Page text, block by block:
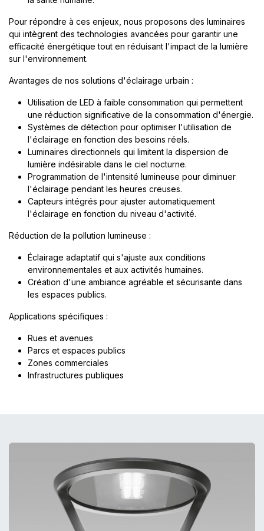
Pour répondre à ces enjeux, nous proposons des luminaires
qui intègrent des technologies avancées pour garantir une
efficacité énergétique tout en réduisant l'impact de la lumière
sur l'environnement.
Avantages de nos solutions d'éclairage urbain :
Utilisation de LED à faible consommation qui permettent
une réduction significative de la consommation d'énergie.
Systèmes de détection pour optimiser l'utilisation de
l'éclairage en fonction des besoins réels.
Luminaires directionnels qui limitent la dispersion de
lumière indésirable dans le ciel nocturne.
Programmation de l'intensité lumineuse pour diminuer
l'éclairage pendant les heures creuses.
Capteurs intégrés pour ajuster automatiquement
l'éclairage en fonction du niveau d'activité.
Réduction de la pollution lumineuse :
Éclairage adaptatif qui s'ajuste aux conditions
environnementales et aux activités humaines.
Création d'une ambiance agréable et sécurisante dans
les espaces publics.
Applications spécifiques :
Rues et avenues
Parcs et espaces publics
Zones commerciales
Infrastructures publiques